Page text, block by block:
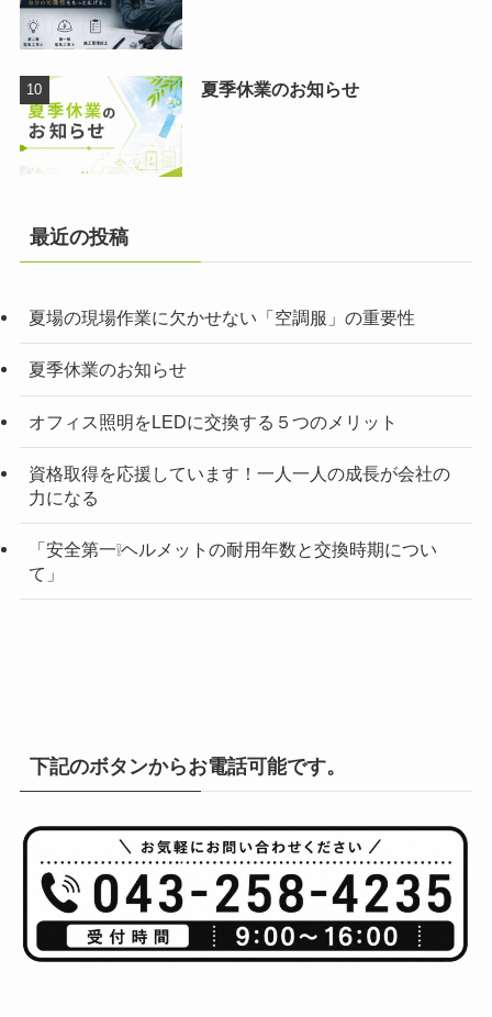
夏季休業のお知らせ
最近の投稿
夏場の現場作業に欠かせない「空調服」の重要性
夏季休業のお知らせ
オフィス照明をLEDに交換する５つのメリット
資格取得を応援しています！一人一人の成長が会社の
力になる
「安全第一❕ヘルメットの耐用年数と交換時期につい
て」
下記のボタンからお電話可能です。